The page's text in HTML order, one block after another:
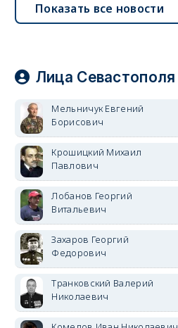
Показать все новости
Лица Севастополя
Мельничук Евгений
Борисович
Крошицкий Михаил
Павлович
Лобанов Георгий
Витальевич
Захаров Георгий
Федорович
Транковский Валерий
Николаевич